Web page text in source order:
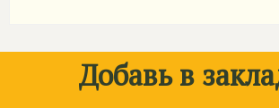
Добавь в